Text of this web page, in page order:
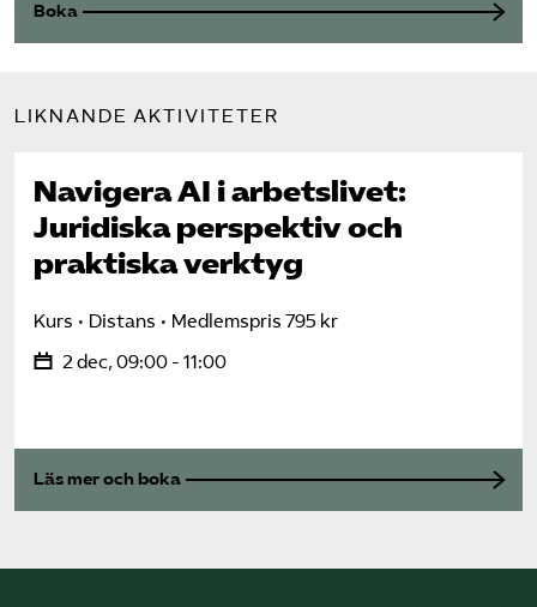
Boka
LIKNANDE AKTIVITETER
Navigera AI i arbetslivet:
Juridiska perspektiv och
praktiska verktyg
Kurs Distans
Medlemspris 795 kr
2 dec, 09:00 - 11:00
Läs mer och boka